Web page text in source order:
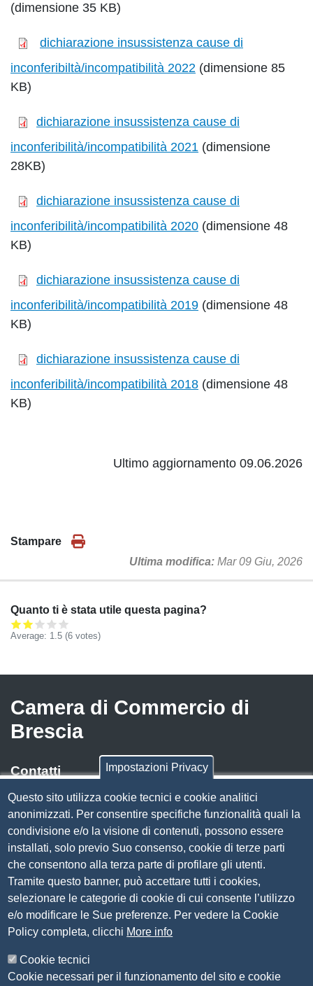
(dimensione 35 KB)
dichiarazione insussistenza cause di
inconferibiltà/incompatibilità 2022 (dimensione 85
KB)
dichiarazione insussistenza cause di
inconferibilità/incompatibilità 2021 (dimensione
28KB)
dichiarazione insussistenza cause di
inconferibilità/incompatibilità 2020 (dimensione 48
KB)
dichiarazione insussistenza cause di
inconferibilità/incompatibilità 2019 (dimensione 48
KB)
dichiarazione insussistenza cause di
inconferibilità/incompatibilità 2018 (dimensione 48
KB)
Ultimo aggiornamento 09.06.2026
Stampare
Ultima modifica Mar 09 Giu, 2026
Quanto ti è stata utile questa pagina?
Average: 1.5 (6 votes)
Camera di Commercio di
Brescia
Contatti
Via Luigi Einaudi, 23, 25121 Brescia BS
Tel. 030 37251
PECcamera.brescia@bs.legalmail.camcom.it
P.IVA 00859790172
C.F. 80013870177
Contatti
Amministrazione Trasparente
Organizzazione
Bandi di concorso
Impostazioni Privacy
Questo sito utilizza cookie tecnici e cookie analitici
anonimizzati. Per consentire specifiche funzionalità quali la
condivisione e/o la visione di contenuti, possono essere
installati, solo previo Suo consenso, cookie di terze parti
che consentono alla terza parte di profilare gli utenti.
Tramite questo banner, può accettare tutti i cookies,
selezionare le categorie di cookie di cui consente l’utilizzo
e/o modificare le Sue preferenze. Per vedere la Cookie
Policy completa, clicchi More info
Cookie tecnici
Cookie necessari per il funzionamento del sito e cookie